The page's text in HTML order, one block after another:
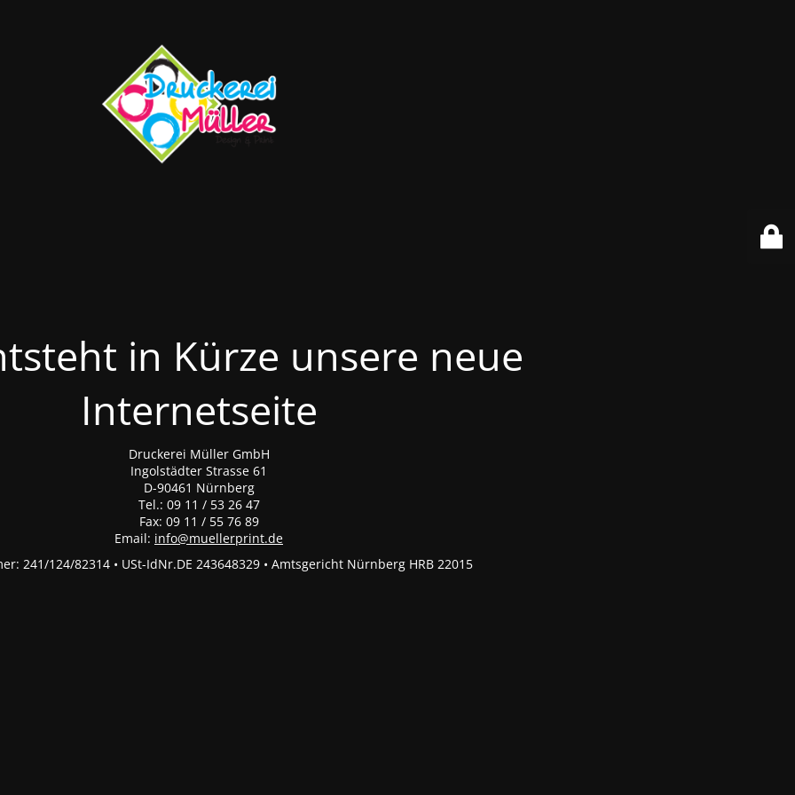
in Kürze unsere neue
Internetseite
Druckerei Müller GmbH
Ingolstädter Strasse 61
D-90461 Nürnberg
Tel.: 09 11 / 53 26 47
Fax: 09 11 / 55 76 89
Email: info@muellerprint.de
241/124/82314 • USt-IdNr.DE 243648329 • Amtsgericht Nürnberg HRB 22015